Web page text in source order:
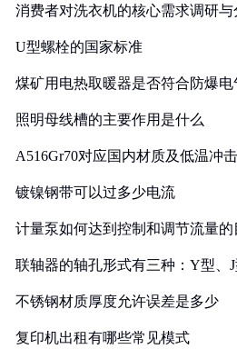
消费者对洗衣机的核心需求调研与
U型螺栓的国家标准
煤矿用电热取暖器是否符合防爆
照明母线槽的主要作用是什么
A516Gr70对应国内材质及低温冲
镀镍钢带可以过多少电流
计量泵如何达到控制和调节流量的
联轴器的轴孔形式有三种：Y型、
不锈钢材质厚度允许误差是多少
复印机出租有哪些常见模式